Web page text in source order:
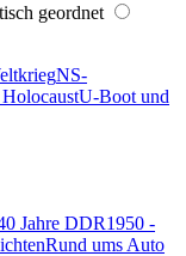
geordnet
NS-
HolocaustU-Boot und
Jahre DDR1950 -
Rund ums Auto